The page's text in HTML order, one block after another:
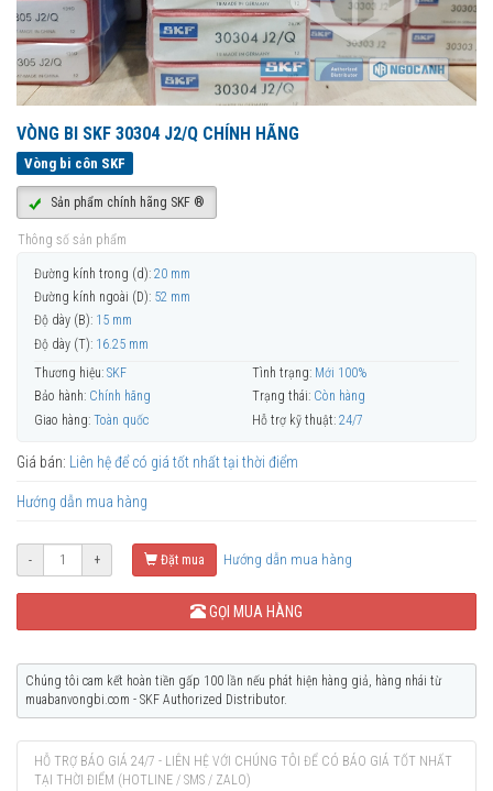
VÒNG BI SKF 30304 J2/Q CHÍNH HÃNG
Vòng bi côn SKF
Sản phẩm chính hãng SKF ®
Thông số sản phẩm
Đường kính trong (d): 20 mm
Đường kính ngoài (D): 52 mm
Độ dày (B): 15 mm
Độ dày (T): 16.25 mm
Thương hiệu: SKF Tình trạng: Mới 100%
Bảo hành: Chính hãng Trạng thái: Còn hàng
Giao hàng: Toàn quốc Hỗ trợ kỹ thuật: 24/7
Giá bán: Liên hệ để có giá tốt nhất tại thời điểm
Hướng dẫn mua hàng
- + Đặt mua Hướng dẫn mua hàng
GỌI MUA HÀNG
Chúng tôi cam kết hoàn tiền gấp 100 lần nếu phát hiện hàng giả, hàng nhái từ
muabanvongbi.com - SKF Authorized Distributor.
HỖ TRỢ BÁO GIÁ 24/7 - LIÊN HỆ VỚI CHÚNG TÔI ĐỂ CÓ BÁO GIÁ TỐT NHẤT
TẠI THỜI ĐIỂM (HOTLINE / SMS / ZALO)